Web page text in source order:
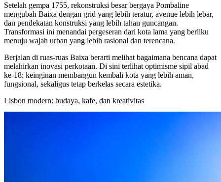
Setelah gempa 1755, rekonstruksi besar bergaya Pombaline
mengubah Baixa dengan grid yang lebih teratur, avenue lebih lebar,
dan pendekatan konstruksi yang lebih tahan guncangan.
Transformasi ini menandai pergeseran dari kota lama yang berliku
menuju wajah urban yang lebih rasional dan terencana.
Berjalan di ruas-ruas Baixa berarti melihat bagaimana bencana dapat
melahirkan inovasi perkotaan. Di sini terlihat optimisme sipil abad
ke-18: keinginan membangun kembali kota yang lebih aman,
fungsional, sekaligus tetap berkelas secara estetika.
Lisbon modern: budaya, kafe, dan kreativitas